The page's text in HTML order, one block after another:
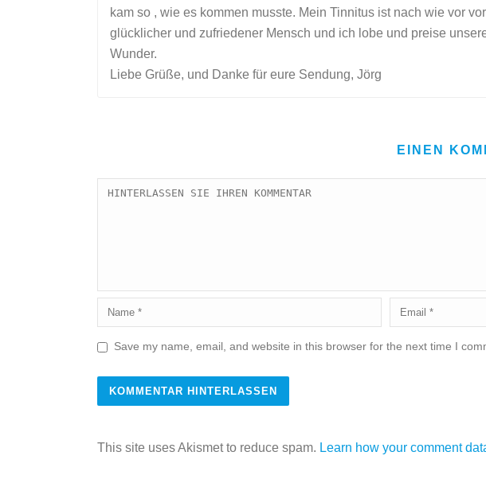
kam so , wie es kommen musste. Mein Tinnitus ist nach wie vor
glücklicher und zufriedener Mensch und ich lobe und preise
Wunder.
Liebe Grüße, und Danke für eure Sendung, Jörg
EINEN
Save my name, email, and website in this browser for the next time I
This site uses Akismet to reduce spam. Learn how your comment